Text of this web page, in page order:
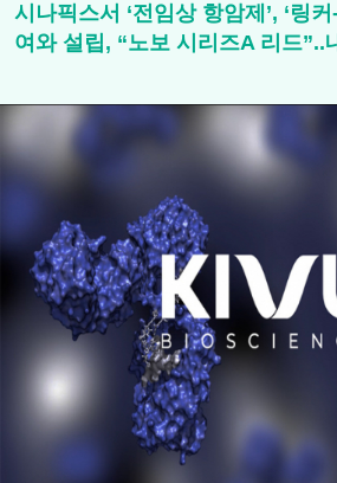
시나픽스서 ‘전임상 항암제’, ‘링
여와 설립, “노보 시리즈A 리드”..